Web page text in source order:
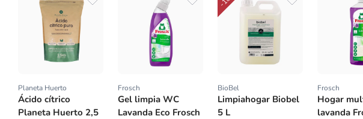
Proveedor:
Planeta Huerto
Ácido cítrico
Planeta Huerto 2,5
Proveedor:
Frosch
Gel limpia WC
Lavanda Eco Frosch
Proveedor:
BioBel
Limpiahogar Biobel
5 L
Proveedor:
Frosch
Hogar
lavanda